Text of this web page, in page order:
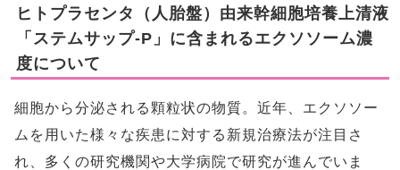
ヒトプラセンタ（人胎盤）由来幹細胞培養上清液
「ステムサップ-P」に含まれるエクソソーム濃
度について
細胞から分泌される顆粒状の物質。近年、エクソソー
ムを用いた様々な疾患に対する新規治療法が注目さ
れ、多くの研究機関や大学病院で研究が進んでいま